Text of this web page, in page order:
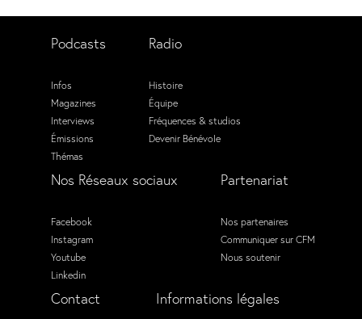
Podcasts
Infos
Magazines
Interviews
Émissions
Thémas
Radio
Histoire
Équipe
Fréquences & studios
Devenir Bénévole
Nos Réseaux sociaux
Facebook
Instagram
Youtube
Linkedin
Partenariat
Nos partenaires
Communiquer sur CFM
Nous soutenir
Contact Informations légales